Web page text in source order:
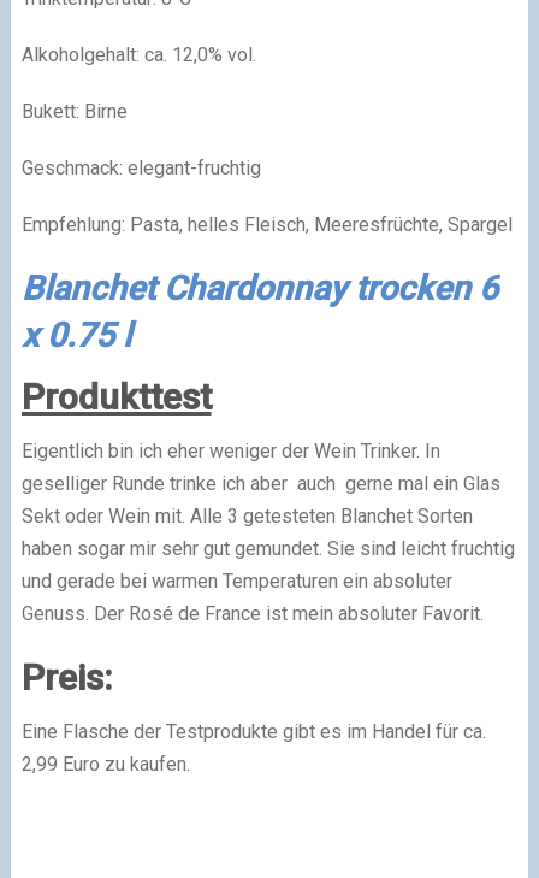
Alkoholgehalt: ca. 12,0% vol.
Bukett: Birne
Geschmack: elegant-fruchtig
Empfehlung: Pasta, helles Fleisch, Meeresfrüchte, Spargel
Blanchet Chardonnay trocken 6
x 0.75 l
Produkttest
Eigentlich bin ich eher weniger der Wein Trinker. In
geselliger Runde trinke ich aber auch gerne mal ein Glas
Sekt oder Wein mit. Alle 3 getesteten Blanchet Sorten
haben sogar mir sehr gut gemundet. Sie sind leicht fruchtig
und gerade bei warmen Temperaturen ein absoluter
Genuss. Der Rosé de France ist mein absoluter Favorit.
Preis:
Eine Flasche der Testprodukte gibt es im Handel für ca.
2,99 Euro zu kaufen.